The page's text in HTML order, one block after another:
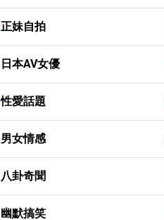
正妹自拍
日本AV女優
性愛話題
男女情感
八卦奇聞
幽默搞笑